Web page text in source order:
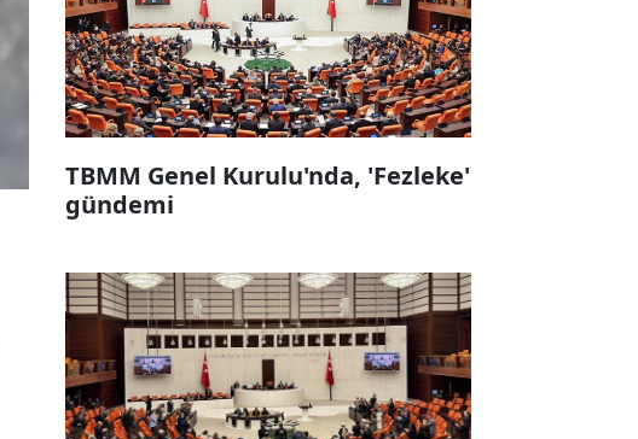
TBMM Genel Kurulu'nda, 'Fezleke'
gündemi